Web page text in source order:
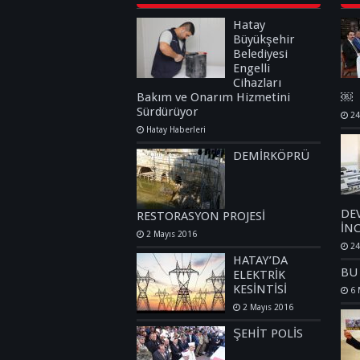
Hatay
Büyükşehir
Belediyesi
Engelli
Cihazları
Bakım ve Onarım Hizmetini
Sürdürüyor
Hatay Haberleri
DEMİRKÖPRÜ
RESTORASYON PROJESİ
2 Mayıs 2016
HATAY’DA
ELEKTRİK
KESİNTİSİ
2 Mayıs 2016
ŞEHİT POLİS
￼
BU
6